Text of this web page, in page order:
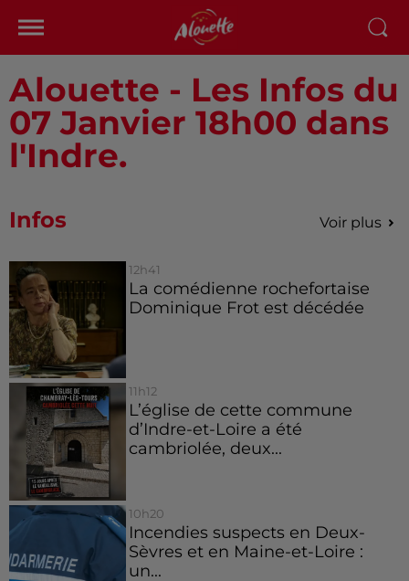
Alouette - Les Infos du
07 Janvier 18h00 dans
l'Indre.
Infos Voir plus
12h41
La comédienne rochefortaise
Dominique Frot est décédée
11h12
L’église de cette commune
d’Indre-et-Loire a été
cambriolée, deux...
10h20
Incendies suspects en Deux-
Sèvres et en Maine-et-Loire :
un...